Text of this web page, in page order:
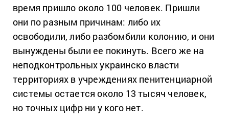
время пришло около 100 человек. Пришли
они по разным причинам: либо их
освободили, либо разбомбили колонию, и они
вынуждены были ее покинуть. Всего же на
неподконтрольных украинско власти
территориях в учреждениях пенитенциарной
системы остается около 13 тысяч человек,
но точных цифр ни у кого нет.